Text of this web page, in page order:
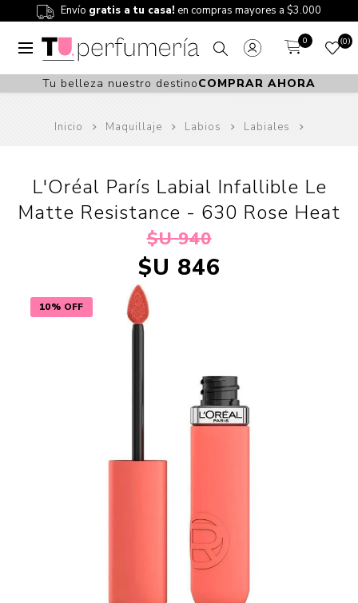
Envío gratis a tu casa! en compras mayores a $3.000
0 0
Tu belleza nuestro destinoCOMPRAR AHORA
Inicio Maquillaje Labios Labiales
10% OFF
L'Oréal París Labial Infallible Le
Matte Resistance - 630 Rose Heat
$U 940
$U 846